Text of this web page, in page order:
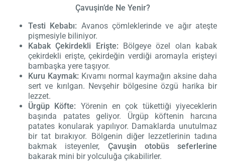
Çavuşin’de Ne Yenir?
Testi Kebabı: Avanos çömleklerinde ve ağır ateşte
pişmesiyle biliniyor.
Kabak Çekirdekli Erişte: Bölgeye özel olan kabak
çekirdekli erişte, çekirdeğin verdiği aromayla erişteyi
bambaşka yere taşıyor.
Kuru Kaymak: Kıvamı normal kaymağın aksine daha
sert ve kırılgan. Nevşehir bölgesine özgü harika bir
lezzet.
Ürgüp Köfte: Yörenin en çok tükettiği yiyeceklerin
başında patates geliyor. Ürgüp köftenin harcına
patates konularak yapılıyor. Damaklarda unutulmaz
bir tat bırakıyor. Bölgenin diğer lezzetlerinin tadına
bakmak isteyenler, Çavuşin otobüs seferlerine
bakarak mini bir yolculuğa çıkabilirler.